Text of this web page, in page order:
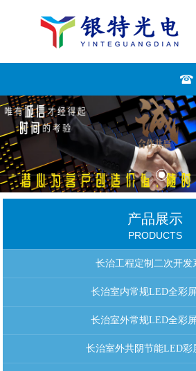
产品展示
PRODUCTS
长治工程定制二次开发
长治室内常规LED全彩
长治室外常规LED全彩
长治室外共阴节能LED彩